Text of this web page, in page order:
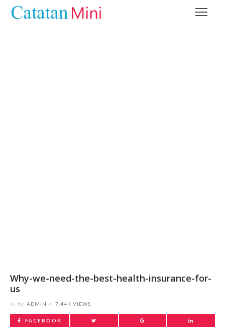
Why-we-need-the-best-health-insurance-for-
us
by ADMIN 7.44K VIEWS
FACEBOOK